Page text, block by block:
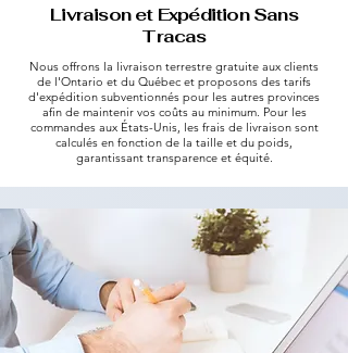
Livraison et Expédition Sans
Tracas
Nous offrons la livraison terrestre gratuite aux clients
de l'Ontario et du Québec et proposons des tarifs
d'expédition subventionnés pour les autres provinces
afin de maintenir vos coûts au minimum. Pour les
commandes aux États-Unis, les frais de livraison sont
calculés en fonction de la taille et du poids,
garantissant transparence et équité.